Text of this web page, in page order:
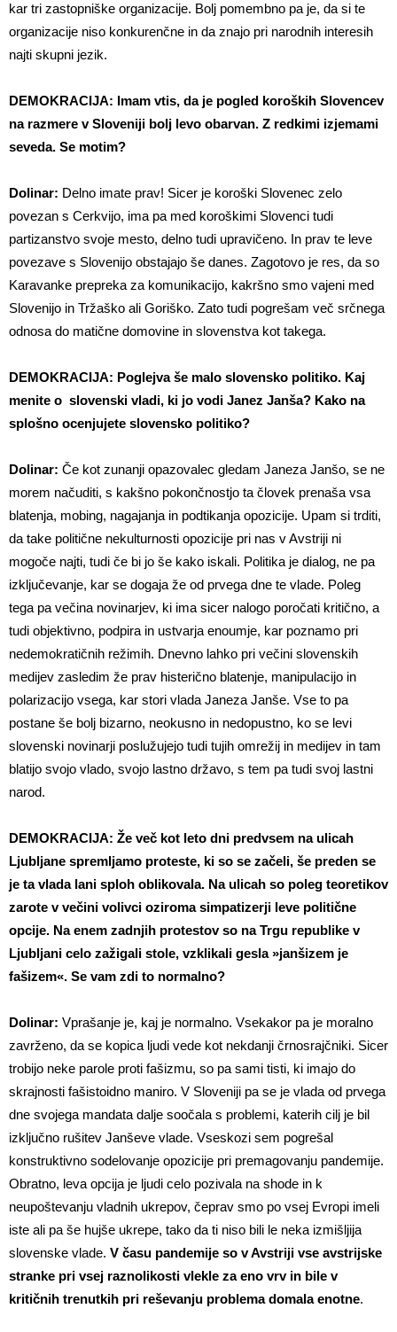
kar tri zastopniške organizacije. Bolj pomembno pa je, da si te
organizacije niso konkurenčne in da znajo pri narodnih interesih
najti skupni jezik.
DEMOKRACIJA: Imam vtis, da je pogled koroških Slovencev
na razmere v Sloveniji bolj levo obarvan. Z redkimi izjemami
seveda. Se motim?
Dolinar: Delno imate prav! Sicer je koroški Slovenec zelo
povezan s Cerkvijo, ima pa med koroškimi Slovenci tudi
partizanstvo svoje mesto, delno tudi upravičeno. In prav te leve
povezave s Slovenijo obstajajo še danes. Zagotovo je res, da so
Karavanke prepreka za komunikacijo, kakršno smo vajeni med
Slovenijo in Tržaško ali Goriško. Zato tudi pogrešam več srčnega
odnosa do matične domovine in slovenstva kot takega.
DEMOKRACIJA: Poglejva še malo slovensko politiko. Kaj
menite o slovenski vladi, ki jo vodi Janez Janša? Kako na
splošno ocenjujete slovensko politiko?
Dolinar: Če kot zunanji opazovalec gledam Janeza Janšo, se ne
morem načuditi, s kakšno pokončnostjo ta človek prenaša vsa
blatenja, mobing, nagajanja in podtikanja opozicije. Upam si trditi,
da take politične nekulturnosti opozicije pri nas v Avstriji ni
mogoče najti, tudi če bi jo še kako iskali. Politika je dialog, ne pa
izključevanje, kar se dogaja že od prvega dne te vlade. Poleg
tega pa večina novinarjev, ki ima sicer nalogo poročati kritično, a
tudi objektivno, podpira in ustvarja enoumje, kar poznamo pri
nedemokratičnih režimih. Dnevno lahko pri večini slovenskih
medijev zasledim že prav histerično blatenje, manipulacijo in
polarizacijo vsega, kar stori vlada Janeza Janše. Vse to pa
postane še bolj bizarno, neokusno in nedopustno, ko se levi
slovenski novinarji poslužujejo tudi tujih omrežij in medijev in tam
blatijo svojo vlado, svojo lastno državo, s tem pa tudi svoj lastni
narod.
DEMOKRACIJA: Že več kot leto dni predvsem na ulicah
Ljubljane spremljamo proteste, ki so se začeli, še preden se
je ta vlada lani sploh oblikovala. Na ulicah so poleg teoretikov
zarote v večini volivci oziroma simpatizerji leve politične
opcije. Na enem zadnjih protestov so na Trgu republike v
Ljubljani celo zažigali stole, vzklikali gesla »janšizem je
fašizem«. Se vam zdi to normalno?
Dolinar: Vprašanje je, kaj je normalno. Vsekakor pa je moralno
zavrženo, da se kopica ljudi vede kot nekdanji črnosrajčniki. Sicer
trobijo neke parole proti fašizmu, so pa sami tisti, ki imajo do
skrajnosti fašistoidno maniro. V Sloveniji pa se je vlada od prvega
dne svojega mandata dalje soočala s problemi, katerih cilj je bil
izključno rušitev Janševe vlade. Vseskozi sem pogrešal
konstruktivno sodelovanje opozicije pri premagovanju pandemije.
Obratno, leva opcija je ljudi celo pozivala na shode in k
neupoštevanju vladnih ukrepov, čeprav smo po vsej Evropi imeli
iste ali pa še hujše ukrepe, tako da ti niso bili le neka izmišljija
slovenske vlade. V času pandemije so v Avstriji vse avstrijske
stranke pri vsej raznolikosti vlekle za eno vrv in bile v
kritičnih trenutkih pri reševanju problema domala enotne.